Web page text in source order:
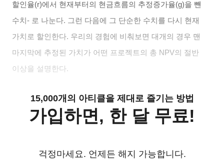
할인율(r)에서 현재부터의 현금흐름의 추정증가율(g)을 뺀
수치- 로 나눈다. 그런 다음에 그 단순한 수치를 다시 현재
가치로 할인한다. 우리의 경험에 비춰보면 대개의 경우 맨
마지막에 추정된 가치가 어떤 프로젝트의 총 NPV의 절반
이상을 설명한다.
15,000개의 아티클을 제대로 즐기는 방법
가입하면, 한 달 무료!
걱정마세요. 언제든 해지 가능합니다.